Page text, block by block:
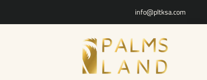
info@pltksa.com